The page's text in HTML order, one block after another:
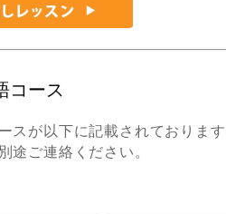
コース
スが以下に記載されておりま
途ご連絡ください。